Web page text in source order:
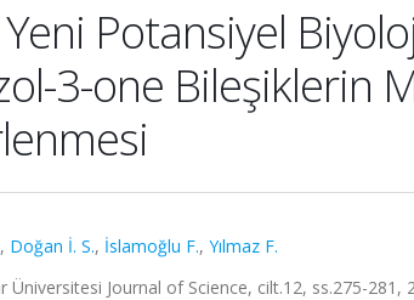
Yeni Potansiyel
3-one Bileşiklerin
, Doğan İ. S., İslamoğlu F., Yılmaz F.
Üniversitesi Journal of Science, cilt.12, ss.275-281,